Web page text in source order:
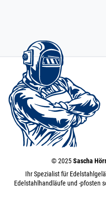
© 2025Sascha
Ihr Spezialist für
Edelstahlhandläufe und -pfosten